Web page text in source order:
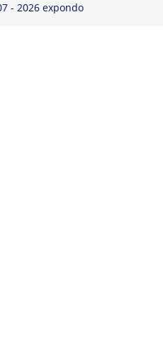
- 2026 expondo